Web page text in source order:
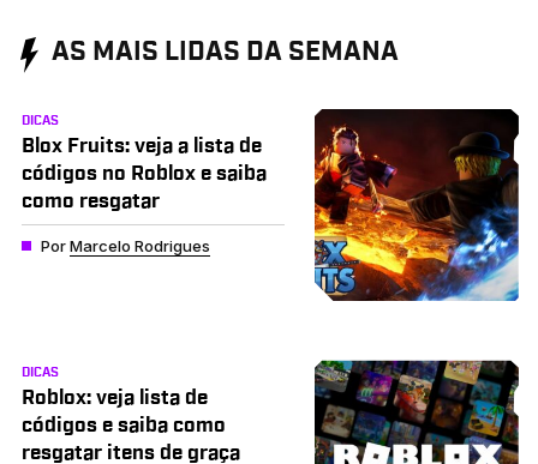
AS MAIS LIDAS DA SEMANA
DICAS
Blox Fruits: veja a lista de
códigos no Roblox e saiba
como resgatar
PorMarcelo Rodrigues
DICAS
Roblox: veja lista de
códigos e saiba como
resgatar itens de graça